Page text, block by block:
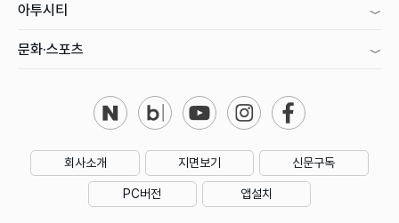
아투시티
문화·스포츠
회사소개 지면보기 신문구독
PC버전 앱설치